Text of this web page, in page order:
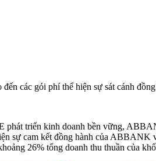
các gói phí thể hiện sự sát cánh
triển kinh doanh bền vững,
sự cam kết đồng hành của
26% tổng doanh thu thuần của